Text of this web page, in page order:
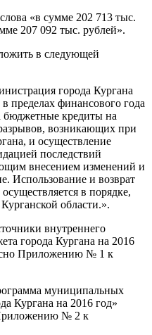
«в сумме 202 713 тыс.
207 092 тыс. рублей».
в следующей
города Кургана
пределах финансового года
бюджетные кредиты на
возникающих при
и осуществление
последствий
внесением изменений и
Использование и возврат
в порядке,
области.».
внутреннего
города Кургана на 2016
Приложению № 1 к
муниципальных
Кургана на 2016 год»
№ 2 к